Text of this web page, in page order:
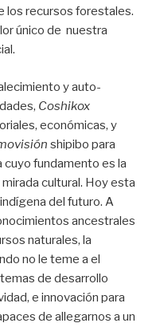
los recursos forestales.
único de nuestra
y auto-
Coshikox
económicas, y
shipibo para
fundamento es la
cultural. Hoy esta
del futuro. A
ancestrales
naturales, la
no le teme a el
de desarrollo
e innovación para
de allegarnos a un